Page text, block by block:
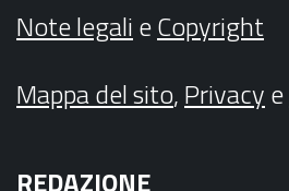
Note legalieCopyright
Mappa del sito,Privacye
REDAZIONE